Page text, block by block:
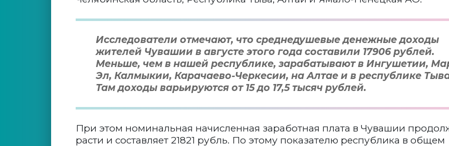
Исследователи отмечают, что среднедушевые денежные доходы
жителей Чувашии в августе этого года составили 17906 рублей.
Меньше, чем в нашей республике, зарабатывают в Ингушетии,
Эл, Калмыкии, Карачаево-Черкесии, на Алтае и в республике
Там доходы варьируются от 15 до 17,5 тысяч рублей.
При этом номинальная начисленная заработная плата в Чувашии
расти и составляет 21821 рубль. По этому показателю республика в общем